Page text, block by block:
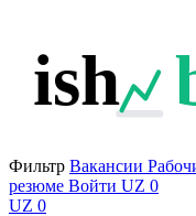
ish
Фильтр Вакансии
резюме Войти UZ 0
UZ 0